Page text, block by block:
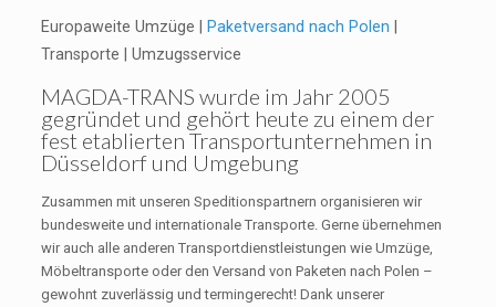
Europaweite Umzüge | Paketversand nach Polen
Transporte | Umzugsservice
MAGDA-TRANS wurde im Jahr 2005
gegründet und gehört heute zu einem der
fest etablierten Transportunternehmen in
Düsseldorf und Umgebung
Zusammen mit unseren Speditionspartnern organisieren wir
bundesweite und internationale Transporte. Gerne übernehmen
wir auch alle anderen Transportdienstleistungen wie Umzüge,
Möbeltransporte oder den Versand von Paketen nach Polen –
gewohnt zuverlässig und termingerecht! Dank unserer